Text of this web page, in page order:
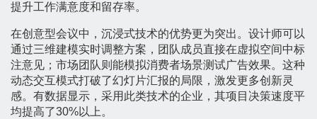
提升工作满意度和留存率。
在创意型会议中，沉浸式技术的优势更为突出。设计师可以
通过三维建模实时调整方案，团队成员直接在虚拟空间中标
注意见；市场团队则能模拟消费者场景测试广告效果。这种
动态交互模式打破了幻灯片汇报的局限，激发更多创新灵
感。有数据显示，采用此类技术的企业，其项目决策速度平
均提高了30%以上。